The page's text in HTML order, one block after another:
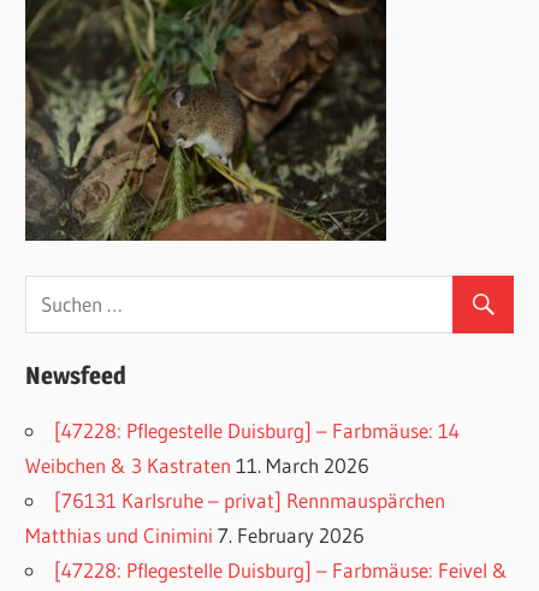
Newsfeed
[47228: Pflegestelle Duisburg] – Farbmäuse: 14
Weibchen & 3 Kastraten 11. March 2026
[76131 Karlsruhe – privat] Rennmauspärchen
Matthias und Cinimini 7. February 2026
[47228: Pflegestelle Duisburg] – Farbmäuse: Feivel &